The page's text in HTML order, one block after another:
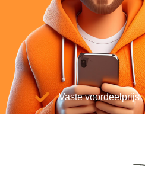
Vaste voordeelprijs